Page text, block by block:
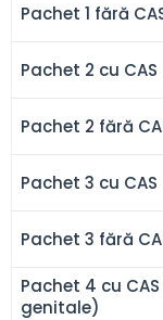
Pachet 1 fără
Pachet 2 cu
Pachet 2 fără
Pachet 3 cu
Pachet 3 fără
Pachet 4 cu
genitale)